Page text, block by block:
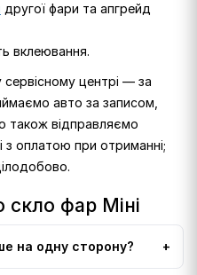
другої фари та апгрейд
вклеювання.
центрі — за
авто за записом,
також відправляємо
оплатою при отриманні;
скло фар Міні
на одну сторону?